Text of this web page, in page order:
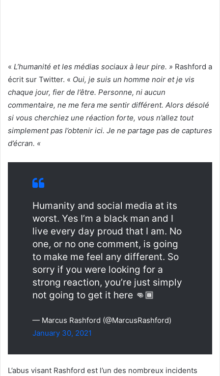
« L’humanité et les médias sociaux à leur pire. » Rashford a
écrit sur Twitter. « Oui, je suis un homme noir et je vis
chaque jour, fier de l’être. Personne, ni aucun
commentaire, ne me fera me sentir différent. Alors désolé
si vous cherchiez une réaction forte, vous n’allez tout
simplement pas l’obtenir ici. Je ne partage pas de captures
d’écran. «
Humanity and social media at its
worst. Yes I’m a black man and I
live every day proud that I am. No
one, or no one comment, is going
to make me feel any different. So
sorry if you were looking for a
strong reaction, you’re just simply
not going to get it here 👊🏾
— Marcus Rashford (@MarcusRashford)
January 30, 2021
L’abus visant Rashford est l’un des nombreux incidents